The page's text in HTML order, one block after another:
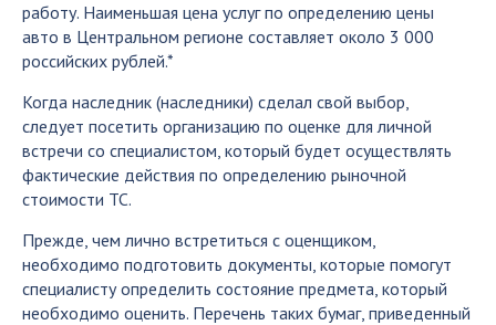
работу. Наименьшая цена услуг по определению цены
авто в Центральном регионе составляет около 3 000
российских рублей.*
Когда наследник (наследники) сделал свой выбор,
следует посетить организацию по оценке для личной
встречи со специалистом, который будет осуществлять
фактические действия по определению рыночной
стоимости ТС.
Прежде, чем лично встретиться с оценщиком,
необходимо подготовить документы, которые помогут
специалисту определить состояние предмета, который
необходимо оценить. Перечень таких бумаг, приведенный